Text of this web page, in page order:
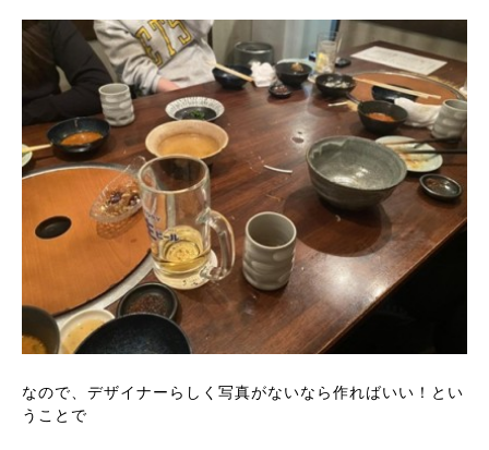
なので、デザイナーらしく写真がないなら作ればいい！とい
うことで